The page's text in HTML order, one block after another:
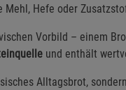
Hefe oder
Vorbild – einem
und enthält
Alltagsbrot,